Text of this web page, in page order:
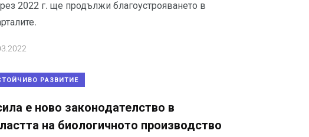
2022 г. ще продължи благоустрояването в
РАЗВИТИЕ
е ново законодателство в
на биологичното производство